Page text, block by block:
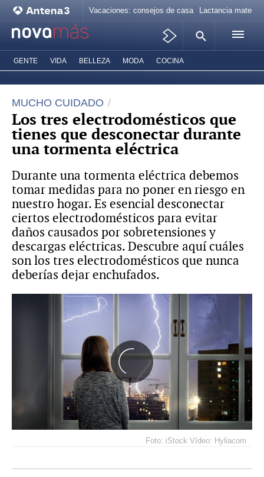
Vacaciones: consejos de casa Lactancia materna
GENTE VIDA BELLEZA MODA COCINA
MUCHO CUIDADO
Los tres electrodomésticos que
tienes que desconectar durante
una tormenta eléctrica
Durante una tormenta eléctrica debemos
tomar medidas para no poner en riesgo en
nuestro hogar. Es esencial desconectar
ciertos electrodomésticos para evitar
daños causados por sobretensiones y
descargas eléctricas. Descubre aquí cuáles
son los tres electrodomésticos que nunca
deberías dejar enchufados.
Foto: iStock Vídeo: Hyliacom